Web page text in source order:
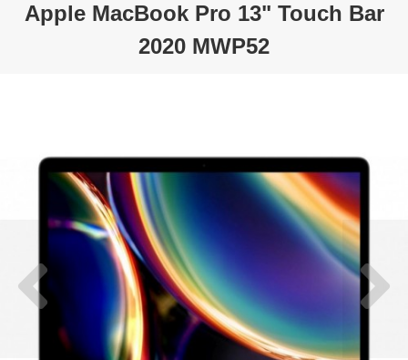
Apple MacBook Pro 13" Touch Bar
2020 MWP52